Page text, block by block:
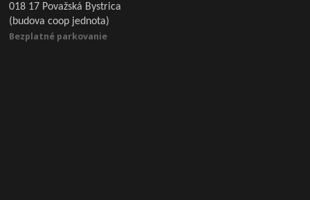
018 17 Považská Bystrica
(budova coop jednota)
Bezplatné parkovanie